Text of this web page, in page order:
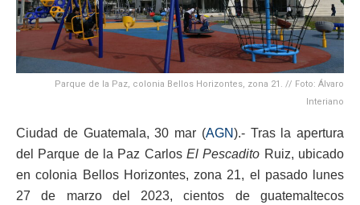
Parque de la Paz, colonia Bellos Horizontes, zona 21. // Foto: Álvaro
Interiano
Ciudad de Guatemala, 30 mar (AGN).- Tras la apertura
del Parque de la Paz Carlos El Pescadito Ruiz, ubicado
en colonia Bellos Horizontes, zona 21, el pasado lunes
27 de marzo del 2023, cientos de guatemaltecos